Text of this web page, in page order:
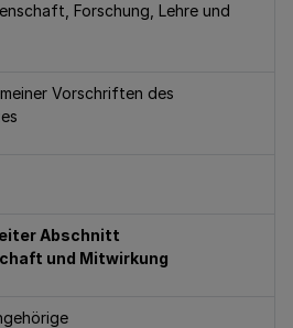
Forschung, Lehre und
Vorschriften des
Abschnitt
und Mitwirkung